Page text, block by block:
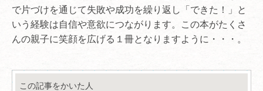
で片づけを通じて失敗や成功を繰り返し「できた！」と
いう経験は自信や意欲につながります。この本がたくさ
んの親子に笑顔を広げる１冊となりますように・・・。
この記事をかいた人